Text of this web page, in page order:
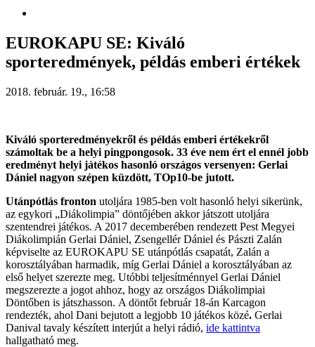
EUROKAPU SE: Kiváló
sporteredmények, példás emberi értékek
2018. február. 19., 16:58
Kiváló sporteredményekről és példás emberi értékekről
számoltak be a helyi pingpongosok. 33 éve nem ért el ennél jobb
eredményt helyi játékos hasonló országos versenyen: Gerlai
Dániel nagyon szépen küzdött, TOp10-be jutott.
Utánpótlás fronton utoljára 1985-ben volt hasonló helyi sikerünk,
az egykori „Diákolimpia” döntőjében akkor játszott utoljára
szentendrei játékos. A 2017 decemberében rendezett Pest Megyei
Diákolimpián Gerlai Dániel, Zsengellér Dániel és Pászti Zalán
képviselte az EUROKAPU SE utánpótlás csapatát, Zalán a
korosztályában harmadik, míg Gerlai Dániel a korosztályában az
első helyet szerezte meg. Utóbbi teljesítménnyel Gerlai Dániel
megszerezte a jogot ahhoz, hogy az országos Diákolimpiai
Döntőben is játszhasson. A döntőt február 18-án Karcagon
rendezték, ahol Dani bejutott a legjobb 10 játékos közé. Gerlai
Danival tavaly készített interjút a helyi rádió, ide kattintva
hallgatható meg.